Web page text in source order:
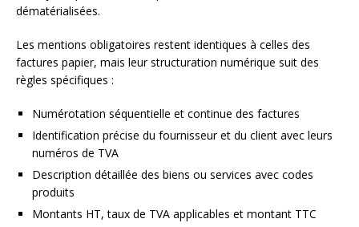
dématérialisées.
Les mentions obligatoires restent identiques à celles des
factures papier, mais leur structuration numérique suit des
règles spécifiques :
Numérotation séquentielle et continue des factures
Identification précise du fournisseur et du client avec leurs
numéros de TVA
Description détaillée des biens ou services avec codes
produits
Montants HT, taux de TVA applicables et montant TTC